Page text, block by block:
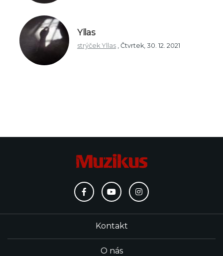
Yllas
strýček Yllas , Čtvrtek, 30. 12. 2021
Kontakt
O nás